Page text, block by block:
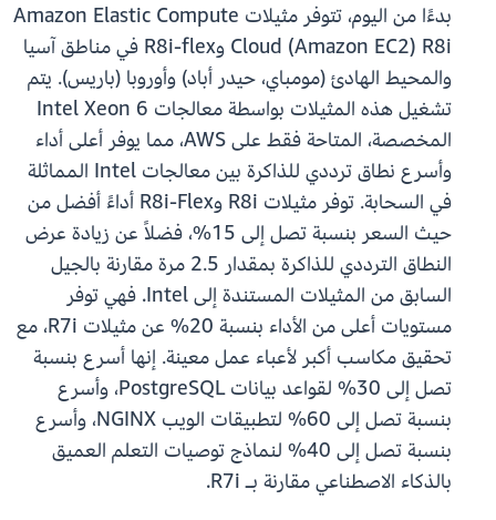
بدءًا من اليوم، تتوفر مثيلات Amazon Elastic Compute
Cloud (Amazon EC2) R8i وR8i-flex في مناطق آسيا
والمحيط الهادئ (مومباي، حيدر أباد) وأوروبا (باريس). يتم
تشغيل هذه المثيلات بواسطة معالجات Intel Xeon 6
المخصصة، المتاحة فقط على AWS، مما يوفر أعلى أداء
وأسرع نطاق ترددي للذاكرة بين معالجات Intel المماثلة
في السحابة. توفر مثيلات R8i وR8i-Flex أداءً أفضل من
حيث السعر بنسبة تصل إلى 15%، فضلاً عن زيادة عرض
النطاق الترددي للذاكرة بمقدار 2.5 مرة مقارنة بالجيل
السابق من المثيلات المستندة إلى Intel. فهي توفر
مستويات أعلى من الأداء بنسبة 20% عن مثيلات R7i، مع
تحقيق مكاسب أكبر لأعباء عمل معينة. إنها أسرع بنسبة
تصل إلى 30% لقواعد بيانات PostgreSQL، وأسرع
بنسبة تصل إلى 60% لتطبيقات الويب NGINX، وأسرع
بنسبة تصل إلى 40% لنماذج توصيات التعلم العميق
بالذكاء الاصطناعي مقارنة بـ R7i.